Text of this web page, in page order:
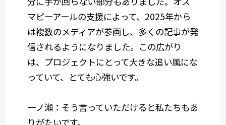
マピーアールの支援によって、2025年から
は複数のメディアが参画し、多くの記事が発
信されるようになりました。この広がり
は、プロジェクトにとって大きな追い風にな
っていて、とても心強いです。
一ノ瀬：そう言っていただけると私たちもあ
りがたいです。